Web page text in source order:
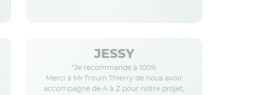
JESSY
"Je recommande à 100%
Merci à Mr frouin Thierry de nous avoir
accompagné de A à Z pour notre projet,